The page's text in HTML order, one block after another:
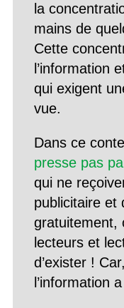
la
mains de
Cette
l’information
qui exigent
vue.
Dans ce
presse pas
qui ne
publicitaire et
gratuitement,
lecteurs et
d’exister !
l’information